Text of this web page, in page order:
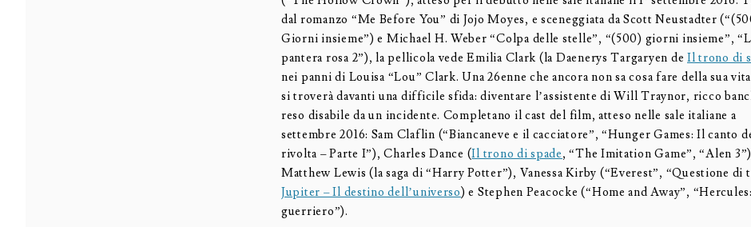
dal romanzo “Me Before You” di Jojo Moyes, e sceneggiata da Scott Neustadter
Giorni insieme”) e Michael H. Weber “Colpa delle stelle”, “(500) giorni insieme”,
pantera rosa 2”), la pellicola vede Emilia Clark (la Daenerys Targaryen deIl trono di
nei panni di Louisa “Lou” Clark. Una 26enne che ancora non sa cosa fare della sua
si troverà davanti una difficile sfida: diventare l’assistente di Will Traynor, ricco
reso disabile da un incidente. Completano il cast del film, atteso nelle sale italiane a
settembre 2016: Sam Claflin (“Biancaneve e il cacciatore”, “Hunger Games: Il canto
rivolta – Parte I”), Charles Dance (Il trono di spade, “The Imitation Game”, “Alen
Matthew Lewis (la saga di “Harry Potter”), Vanessa Kirby (“Everest”, “Questione di
Jupiter – Il destino dell’universo) e Stephen Peacocke (“Home and Away”,
guerriero”).